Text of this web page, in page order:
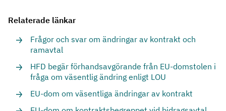
Relaterade länkar
Frågor och svar om ändringar av kontrakt och
ramavtal
HFD begär förhandsavgörande från EU-domstolen i
fråga om väsentlig ändring enligt LOU
EU-dom om väsentliga ändringar av kontrakt